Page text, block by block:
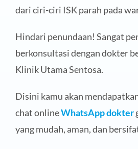
dari ciri-ciri ISK parah pada
Hindari penundaan! Sangat
berkonsultasi dengan dokter
Klinik Utama Sentosa.
Disini kamu akan
chat onlineWhatsApp dokter
yang mudah, aman, dan